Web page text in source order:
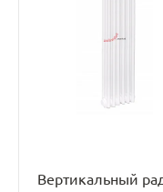
Вертикальный